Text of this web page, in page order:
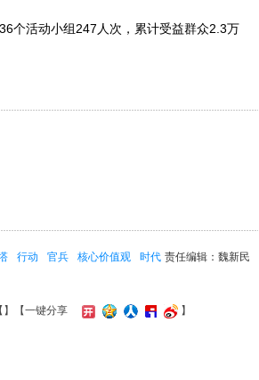
个活动小组247人次，累计受益群众2.3万
责任编辑：魏新民
行动 官兵 核心价值观
时代
】 【一键分享 】